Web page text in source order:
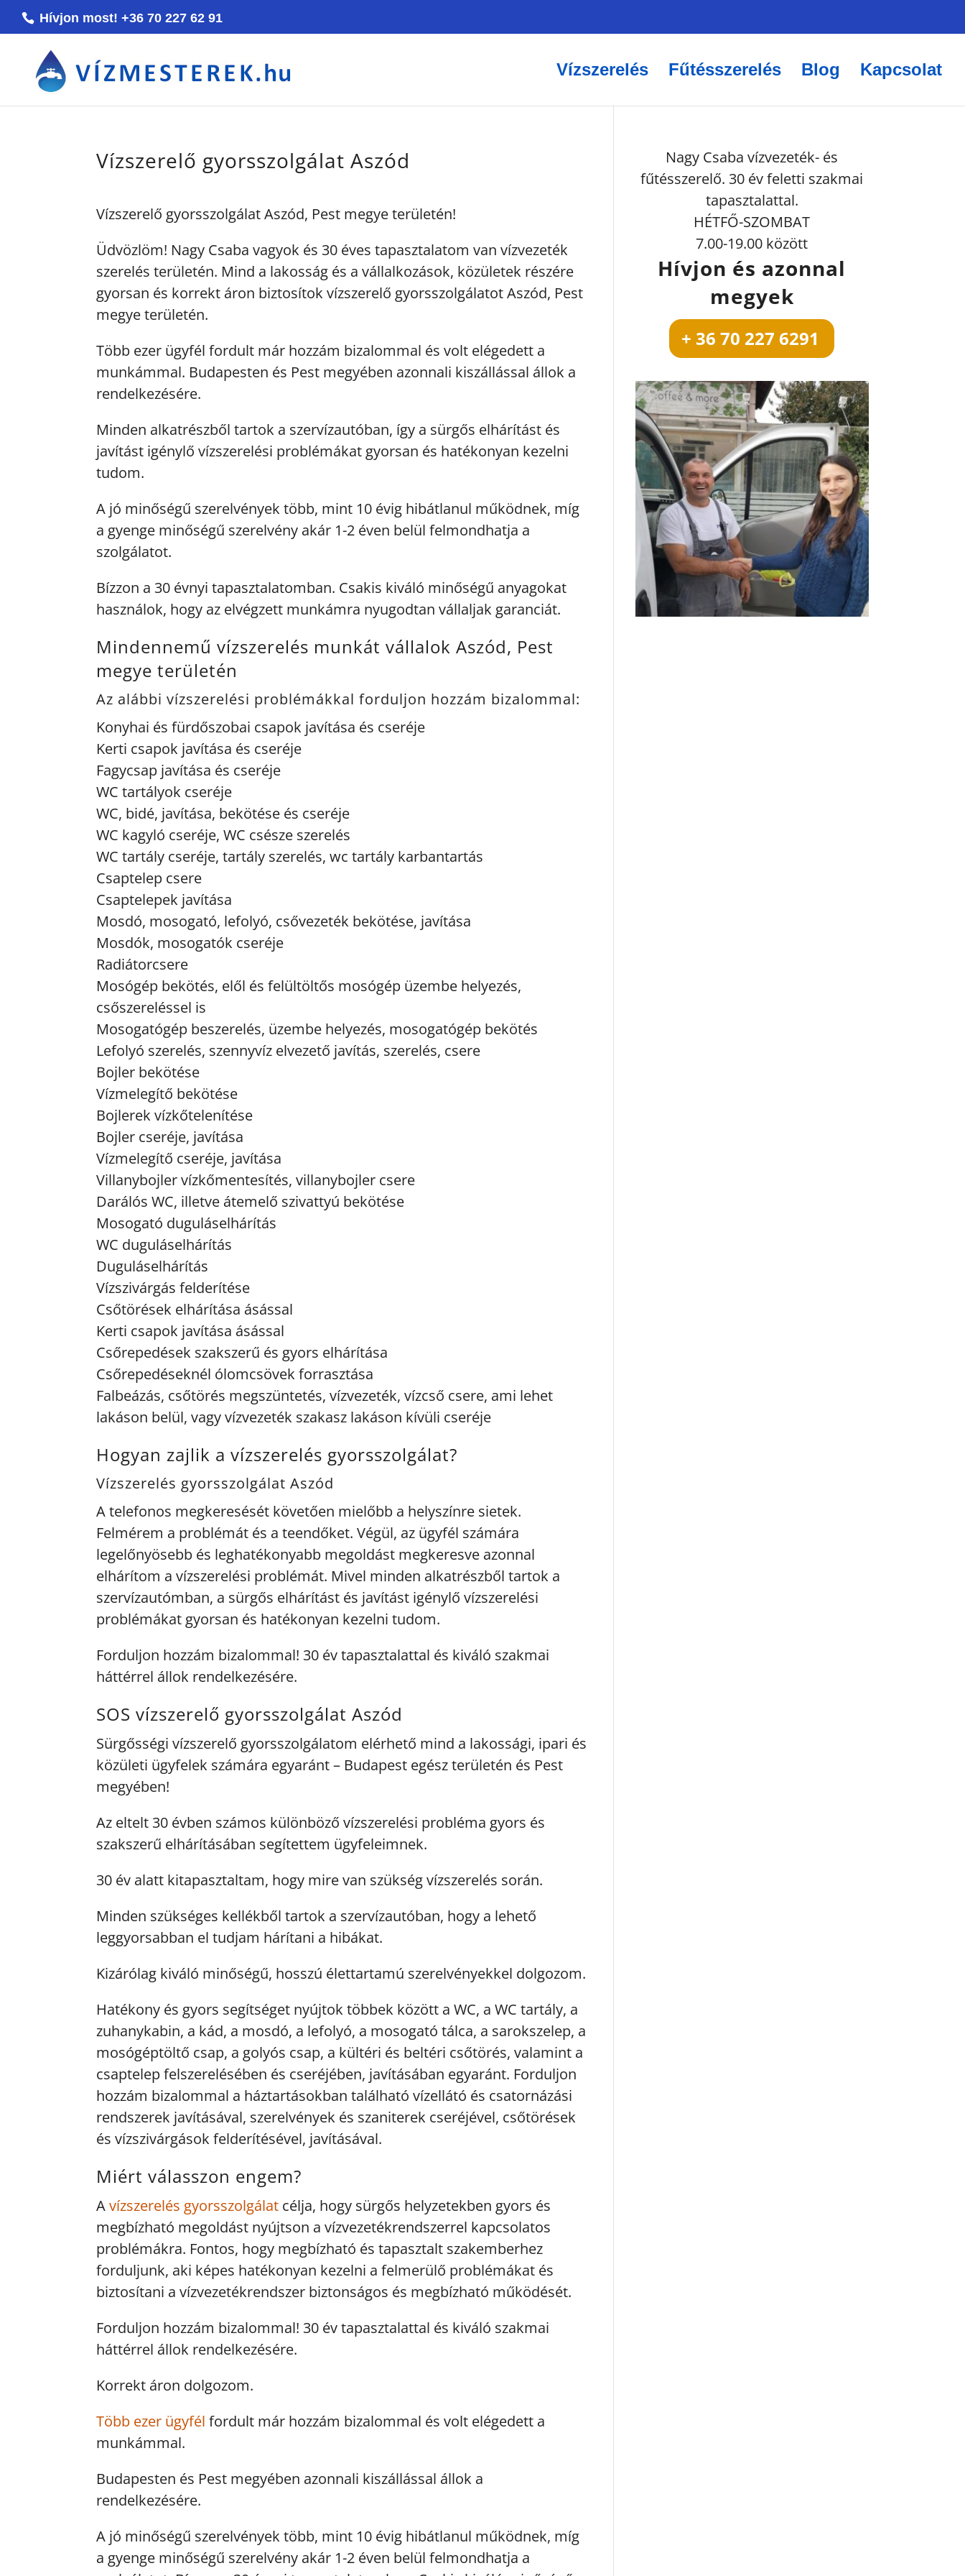
Hívjon most! +36 70 227 62 91
Vízszerelés Fűtésszerelés Blog Kapcsolat
Vízszerelő gyorsszolgálat Aszód
Vízszerelő gyorsszolgálat Aszód, Pest megye területén!
Üdvözlöm! Nagy Csaba vagyok és 30 éves tapasztalatom van vízvezeték
szerelés területén. Mind a lakosság és a vállalkozások, közületek részére
gyorsan és korrekt áron biztosítok vízszerelő gyorsszolgálatot Aszód, Pest
megye területén.
Több ezer ügyfél fordult már hozzám bizalommal és volt elégedett a
munkámmal. Budapesten és Pest megyében azonnali kiszállással állok a
rendelkezésére.
Minden alkatrészből tartok a szervízautóban, így a sürgős elhárítást és
javítást igénylő vízszerelési problémákat gyorsan és hatékonyan kezelni
tudom.
A jó minőségű szerelvények több, mint 10 évig hibátlanul működnek, míg
a gyenge minőségű szerelvény akár 1-2 éven belül felmondhatja a
szolgálatot.
Bízzon a 30 évnyi tapasztalatomban. Csakis kiváló minőségű anyagokat
használok, hogy az elvégzett munkámra nyugodtan vállaljak garanciát.
Mindennemű vízszerelés munkát vállalok Aszód, Pest
megye területén
Az alábbi vízszerelési problémákkal forduljon hozzám bizalommal:
Konyhai és fürdőszobai csapok javítása és cseréje
Kerti csapok javítása és cseréje
Fagycsap javítása és cseréje
WC tartályok cseréje
WC, bidé, javítása, bekötése és cseréje
WC kagyló cseréje, WC csésze szerelés
WC tartály cseréje, tartály szerelés, wc tartály karbantartás
Csaptelep csere
Csaptelepek javítása
Mosdó, mosogató, lefolyó, csővezeték bekötése, javítása
Mosdók, mosogatók cseréje
Radiátorcsere
Mosógép bekötés, elől és felültöltős mosógép üzembe helyezés,
csőszereléssel is
Mosogatógép beszerelés, üzembe helyezés, mosogatógép bekötés
Lefolyó szerelés, szennyvíz elvezető javítás, szerelés, csere
Bojler bekötése
Vízmelegítő bekötése
Bojlerek vízkőtelenítése
Bojler cseréje, javítása
Vízmelegítő cseréje, javítása
Villanybojler vízkőmentesítés, villanybojler csere
Darálós WC, illetve átemelő szivattyú bekötése
Mosogató duguláselhárítás
WC duguláselhárítás
Duguláselhárítás
Vízszivárgás felderítése
Csőtörések elhárítása ásással
Kerti csapok javítása ásással
Csőrepedések szakszerű és gyors elhárítása
Csőrepedéseknél ólomcsövek forrasztása
Falbeázás, csőtörés megszüntetés, vízvezeték, vízcső csere, ami lehet
lakáson belül, vagy vízvezeték szakasz lakáson kívüli cseréje
Hogyan zajlik a vízszerelés gyorsszolgálat?
Vízszerelés gyorsszolgálat Aszód
A telefonos megkeresését követően mielőbb a helyszínre sietek.
Felmérem a problémát és a teendőket. Végül, az ügyfél számára
legelőnyösebb és leghatékonyabb megoldást megkeresve azonnal
elhárítom a vízszerelési problémát. Mivel minden alkatrészből tartok a
szervízautómban, a sürgős elhárítást és javítást igénylő vízszerelési
problémákat gyorsan és hatékonyan kezelni tudom.
Forduljon hozzám bizalommal! 30 év tapasztalattal és kiváló szakmai
háttérrel állok rendelkezésére.
SOS vízszerelő gyorsszolgálat Aszód
Sürgősségi vízszerelő gyorsszolgálatom elérhető mind a lakossági, ipari és
közületi ügyfelek számára egyaránt – Budapest egész területén és Pest
megyében!
Az eltelt 30 évben számos különböző vízszerelési probléma gyors és
szakszerű elhárításában segítettem ügyfeleimnek.
30 év alatt kitapasztaltam, hogy mire van szükség vízszerelés során.
Minden szükséges kellékből tartok a szervízautóban, hogy a lehető
leggyorsabban el tudjam hárítani a hibákat.
Kizárólag kiváló minőségű, hosszú élettartamú szerelvényekkel dolgozom.
Hatékony és gyors segítséget nyújtok többek között a WC, a WC tartály, a
zuhanykabin, a kád, a mosdó, a lefolyó, a mosogató tálca, a sarokszelep, a
mosógéptöltő csap, a golyós csap, a kültéri és beltéri csőtörés, valamint a
csaptelep felszerelésében és cseréjében, javításában egyaránt. Forduljon
hozzám bizalommal a háztartásokban található vízellátó és csatornázási
rendszerek javításával, szerelvények és szaniterek cseréjével, csőtörések
és vízszivárgások felderítésével, javításával.
Miért válasszon engem?
Avízszerelés gyorsszolgálat célja, hogy sürgős helyzetekben gyors és
megbízható megoldást nyújtson a vízvezetékrendszerrel kapcsolatos
problémákra. Fontos, hogy megbízható és tapasztalt szakemberhez
forduljunk, aki képes hatékonyan kezelni a felmerülő problémákat és
biztosítani a vízvezetékrendszer biztonságos és megbízható működését.
Forduljon hozzám bizalommal! 30 év tapasztalattal és kiváló szakmai
háttérrel állok rendelkezésére.
Korrekt áron dolgozom.
Több ezer ügyfél fordult már hozzám bizalommal és volt elégedett a
munkámmal.
Budapesten és Pest megyében azonnali kiszállással állok a
rendelkezésére.
A jó minőségű szerelvények több, mint 10 évig hibátlanul működnek, míg
a gyenge minőségű szerelvény akár 1-2 éven belül felmondhatja a
Nagy Csaba vízvezeték- és
fűtésszerelő. 30 év feletti szakmai
tapasztalattal.
HÉTFŐ-SZOMBAT
7.00-19.00 között
Hívjon és azonnal
megyek
+ 36 70 227 6291